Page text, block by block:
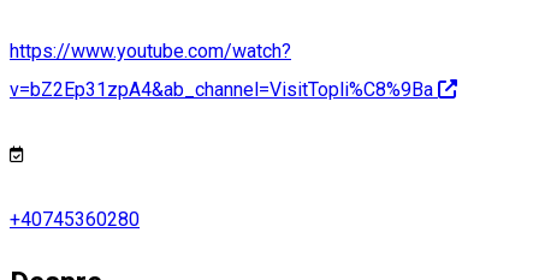
https://www.youtube.com/watch?
v=bZ2Ep31zpA4&ab_channel=VisitTopli%C8%9Ba
+40745360280